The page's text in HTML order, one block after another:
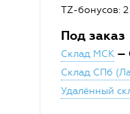
TZ-бонусов: 2
Под заказ
Склад МСК —
Склад СПб
Удалённый